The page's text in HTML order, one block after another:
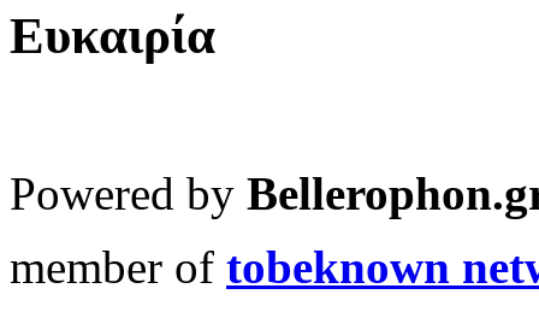
Ευκαιρία
Powered by
member of tobeknown